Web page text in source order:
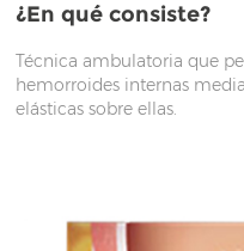
¿En qué consiste?
Técnica ambulatoria que
hemorroides internas
elásticas sobre ellas.